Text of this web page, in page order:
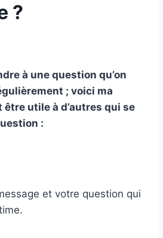
?
à une question qu’on
; voici ma
être utile à d’autres qui se
:
et votre question qui